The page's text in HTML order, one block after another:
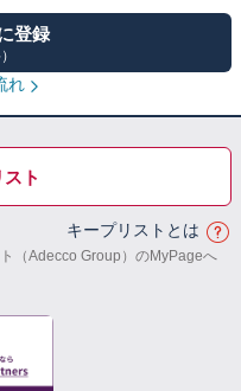
登録
れ
ト
キープリストとは
（Adecco Group）のMyPageへ